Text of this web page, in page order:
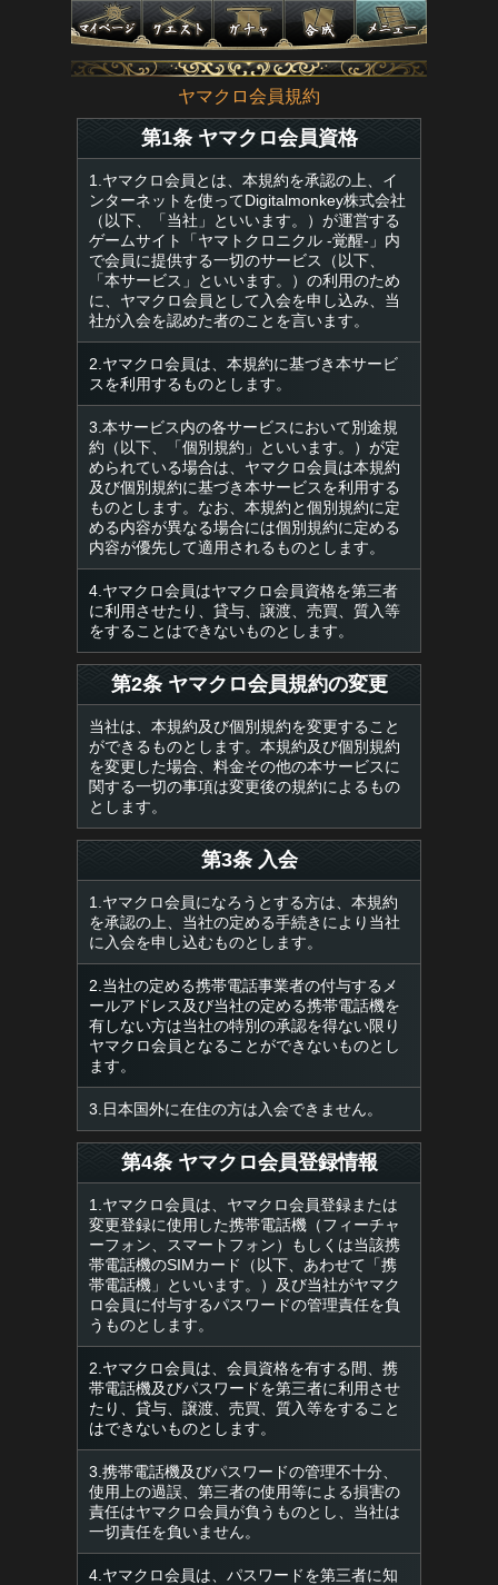
ヤマクロ会員規約
第1条 ヤマクロ会員資格
1.ヤマクロ会員とは、本規約を承認の上、イ
ンターネットを使ってDigitalmonkey株式会社
（以下、「当社」といいます。）が運営する
ゲームサイト「ヤマトクロニクル -覚醒-」内
で会員に提供する一切のサービス（以下、
「本サービス」といいます。）の利用のため
に、ヤマクロ会員として入会を申し込み、当
社が入会を認めた者のことを言います。
2.ヤマクロ会員は、本規約に基づき本サービ
スを利用するものとします。
3.本サービス内の各サービスにおいて別途規
約（以下、「個別規約」といいます。）が定
められている場合は、ヤマクロ会員は本規約
及び個別規約に基づき本サービスを利用する
ものとします。なお、本規約と個別規約に定
める内容が異なる場合には個別規約に定める
内容が優先して適用されるものとします。
4.ヤマクロ会員はヤマクロ会員資格を第三者
に利用させたり、貸与、譲渡、売買、質入等
をすることはできないものとします。
第2条 ヤマクロ会員規約の変更
当社は、本規約及び個別規約を変更すること
ができるものとします。本規約及び個別規約
を変更した場合、料金その他の本サービスに
関する一切の事項は変更後の規約によるもの
とします。
第3条 入会
1.ヤマクロ会員になろうとする方は、本規約
を承認の上、当社の定める手続きにより当社
に入会を申し込むものとします。
2.当社の定める携帯電話事業者の付与するメ
ールアドレス及び当社の定める携帯電話機を
有しない方は当社の特別の承認を得ない限り
ヤマクロ会員となることができないものとし
ます。
3.日本国外に在住の方は入会できません。
第4条 ヤマクロ会員登録情報
1.ヤマクロ会員は、ヤマクロ会員登録または
変更登録に使用した携帯電話機（フィーチャ
ーフォン、スマートフォン）もしくは当該携
帯電話機のSIMカード（以下、あわせて「携
帯電話機」といいます。）及び当社がヤマク
ロ会員に付与するパスワードの管理責任を負
うものとします。
2.ヤマクロ会員は、会員資格を有する間、携
帯電話機及びパスワードを第三者に利用させ
たり、貸与、譲渡、売買、質入等をすること
はできないものとします。
3.携帯電話機及びパスワードの管理不十分、
使用上の過誤、第三者の使用等による損害の
責任はヤマクロ会員が負うものとし、当社は
一切責任を負いません。
4.ヤマクロ会員は、パスワードを第三者に知